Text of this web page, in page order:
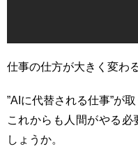
仕事の仕方が大きく変わ
”AIに代替される仕事”が
これからも人間がやる
しょうか。